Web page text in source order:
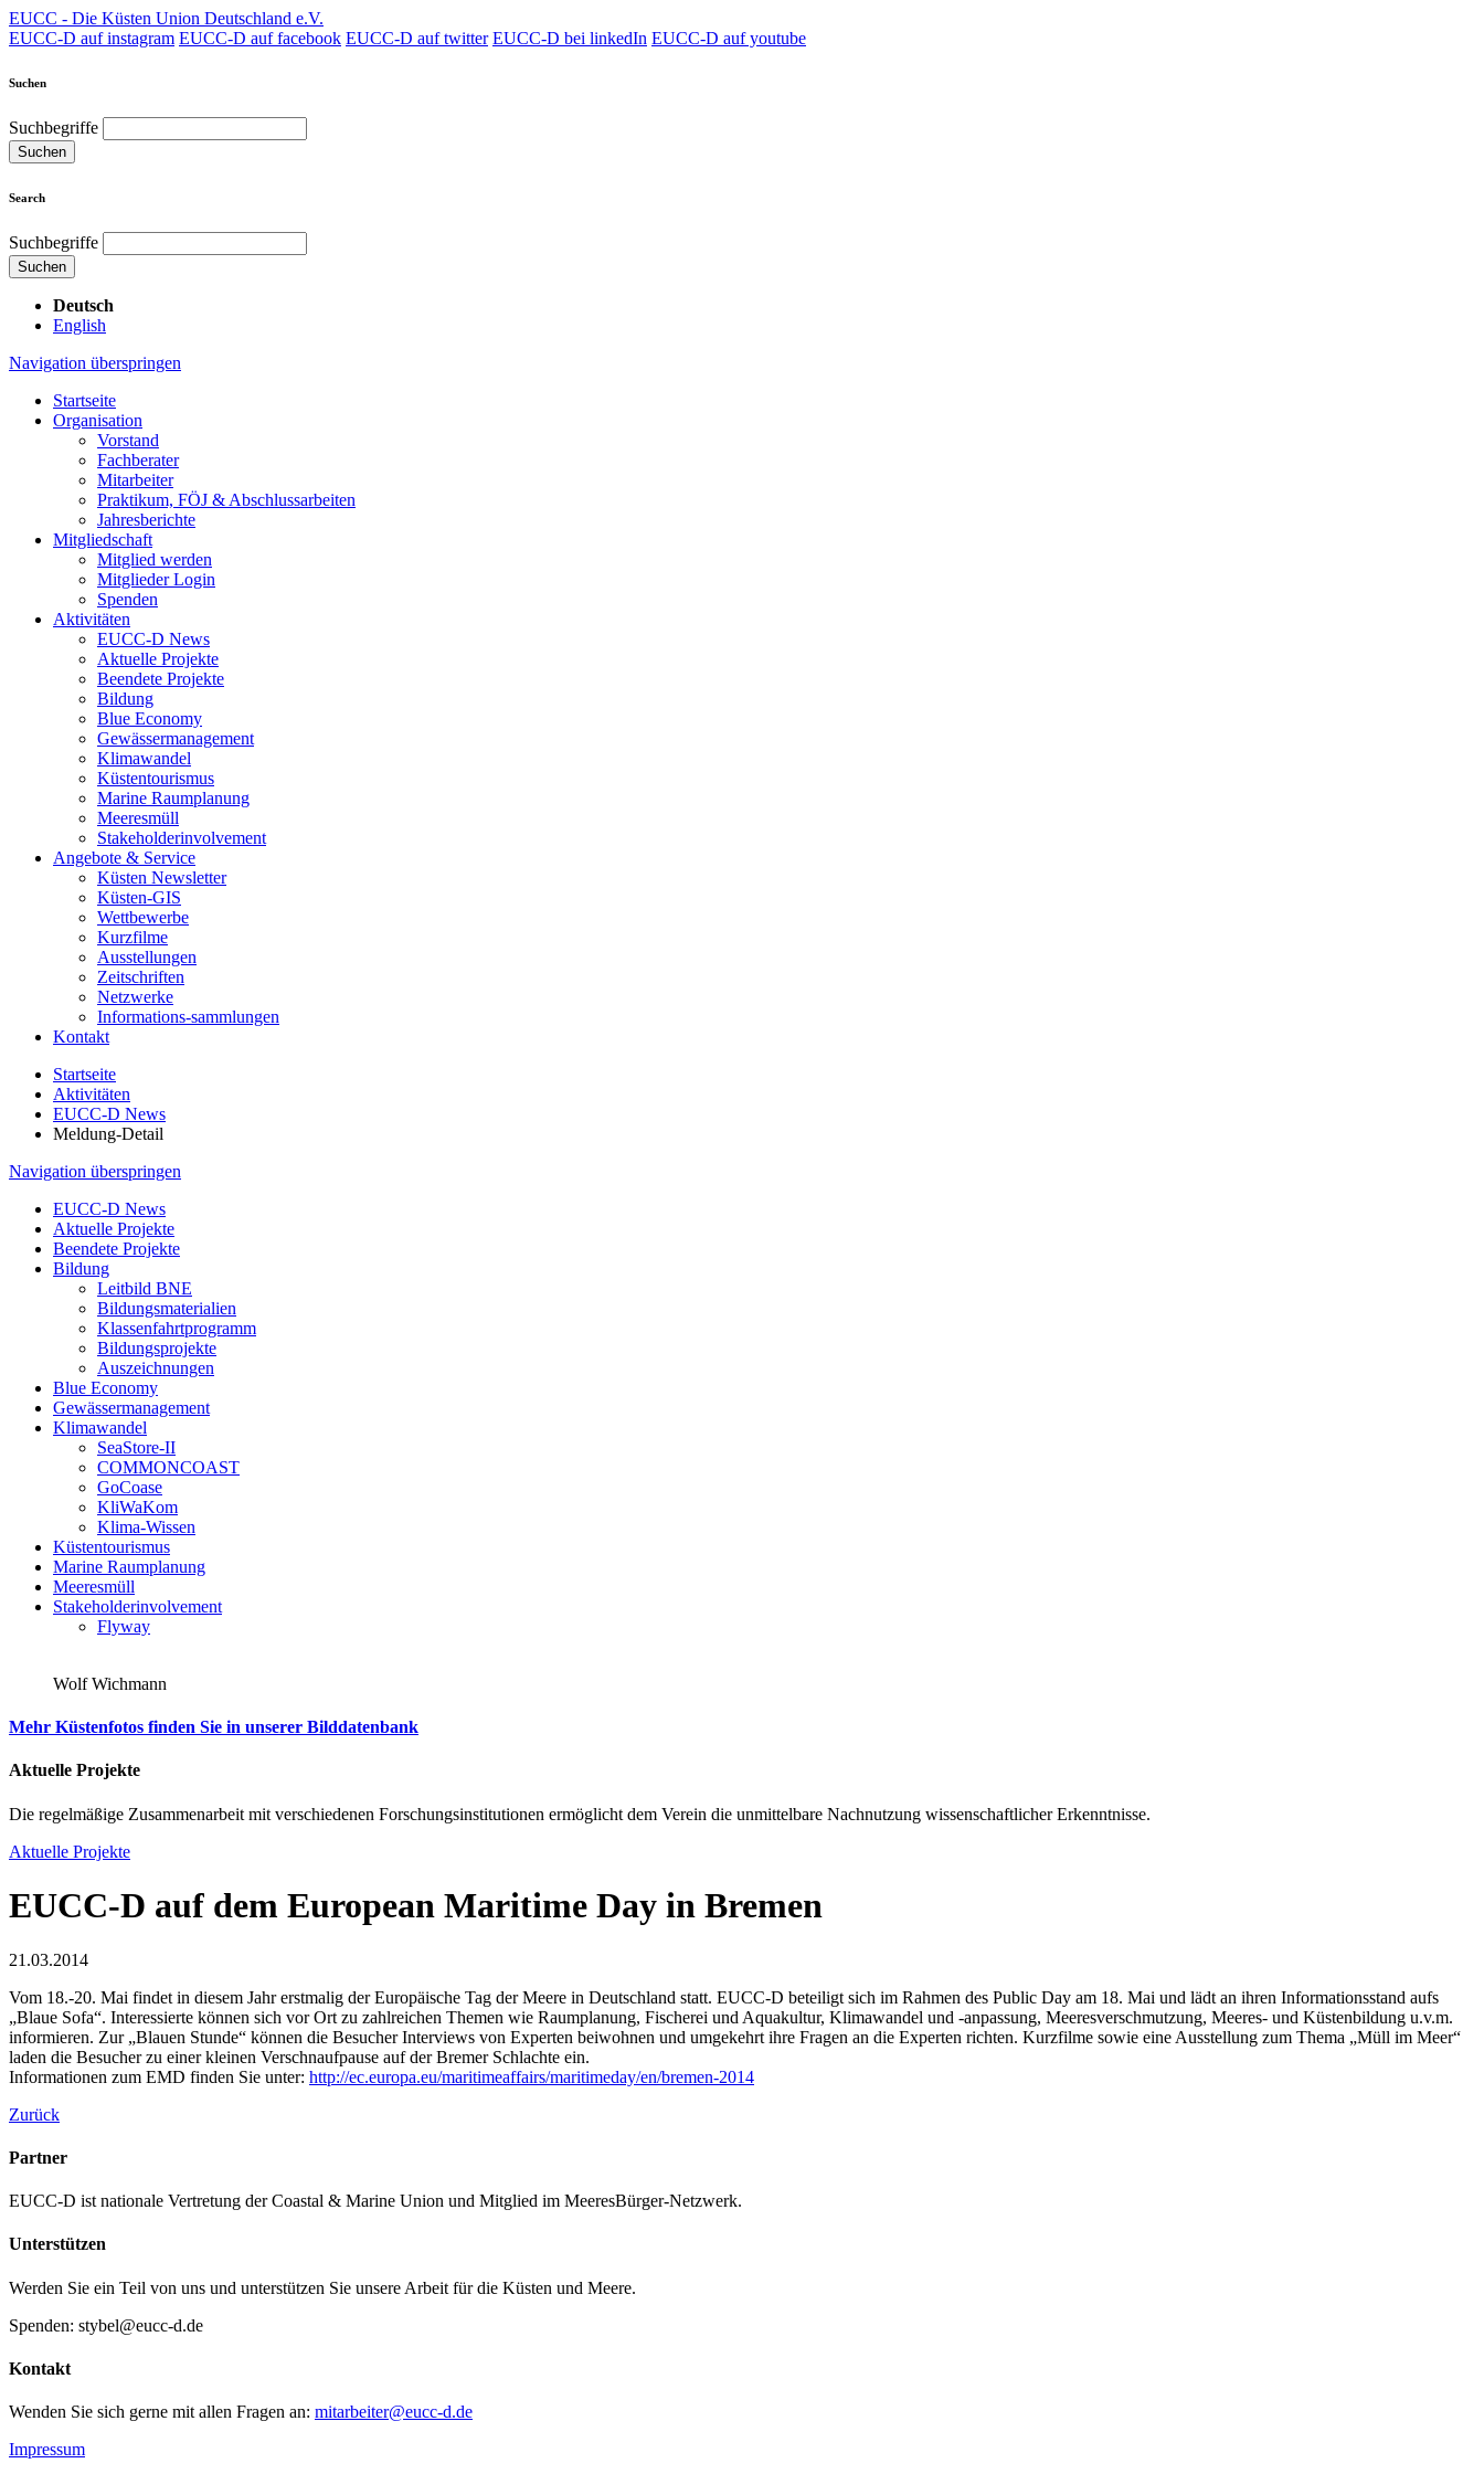
EUCC - Die Küsten Union Deutschland e.V.
EUCC-D auf instagram EUCC-D auf facebook EUCC-D auf twitter EUCC-D bei linkedIn EUCC-D auf youtube
Suchen
Suchbegriffe
Suchen
Search
Suchbegriffe
Suchen
Deutsch
English
Navigation überspringen
Startseite
Organisation
Vorstand
Fachberater
Mitarbeiter
Praktikum, FÖJ & Abschlussarbeiten
Jahresberichte
Mitgliedschaft
Mitglied werden
Mitglieder Login
Spenden
Aktivitäten
EUCC-D News
Aktuelle Projekte
Beendete Projekte
Bildung
Blue Economy
Gewässermanagement
Klimawandel
Küstentourismus
Marine Raumplanung
Meeresmüll
Stakeholderinvolvement
Angebote & Service
Küsten Newsletter
Küsten-GIS
Wettbewerbe
Kurzfilme
Ausstellungen
Zeitschriften
Netzwerke
Informations-sammlungen
Kontakt
Startseite
Aktivitäten
EUCC-D News
Meldung-Detail
Navigation überspringen
EUCC-D News
Aktuelle Projekte
Beendete Projekte
Bildung
Leitbild BNE
Bildungsmaterialien
Klassenfahrtprogramm
Bildungsprojekte
Auszeichnungen
Blue Economy
Gewässermanagement
Klimawandel
SeaStore-II
COMMONCOAST
GoCoase
KliWaKom
Klima-Wissen
Küstentourismus
Marine Raumplanung
Meeresmüll
Stakeholderinvolvement
Flyway
Wolf Wichmann
Mehr Küstenfotos finden Sie in unserer Bilddatenbank
Aktuelle Projekte
Die regelmäßige Zusammenarbeit mit verschiedenen Forschungsinstitutionen ermöglicht dem Verein die unmittelbare Nachnutzung wissenschaftlicher Erkenntnisse.
Aktuelle Projekte
EUCC-D auf dem European Maritime Day in Bremen
21.03.2014
Vom 18.-20. Mai findet in diesem Jahr erstmalig der Europäische Tag der Meere in Deutschland statt. EUCC-D beteiligt sich im Rahmen des Public Day am 18. Mai und lädt an ihren Informationsstand aufs
„Blaue Sofa“. Interessierte können sich vor Ort zu zahlreichen Themen wie Raumplanung, Fischerei und Aquakultur, Klimawandel und -anpassung, Meeresverschmutzung, Meeres- und Küstenbildung u.v.m.
informieren. Zur „Blauen Stunde“ können die Besucher Interviews von Experten beiwohnen und umgekehrt ihre Fragen an die Experten richten. Kurzfilme sowie eine Ausstellung zum Thema „Müll im Meer“
laden die Besucher zu einer kleinen Verschnaufpause auf der Bremer Schlachte ein.
Informationen zum EMD finden Sie unter: http://ec.europa.eu/maritimeaffairs/maritimeday/en/bremen-2014
Zurück
Partner
EUCC-D ist nationale Vertretung der Coastal & Marine Union und Mitglied im MeeresBürger-Netzwerk.
Unterstützen
Werden Sie ein Teil von uns und unterstützen Sie unsere Arbeit für die Küsten und Meere.
Spenden: stybel@eucc-d.de
Kontakt
Wenden Sie sich gerne mit allen Fragen an: mitarbeiter@eucc-d.de
Impressum